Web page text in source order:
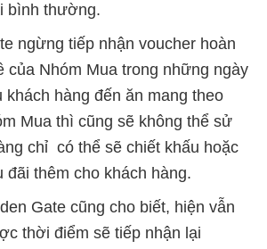
bình thường.
ngừng tiếp nhận voucher hoàn
của Nhóm Mua trong những ngày
khách hàng đến ăn mang theo
Mua thì cũng sẽ không thể sử
chỉ có thể sẽ chiết khấu hoặc
thêm cho khách hàng.
Gate cũng cho biết, hiện vẫn
thời điểm sẽ tiếp nhận lại